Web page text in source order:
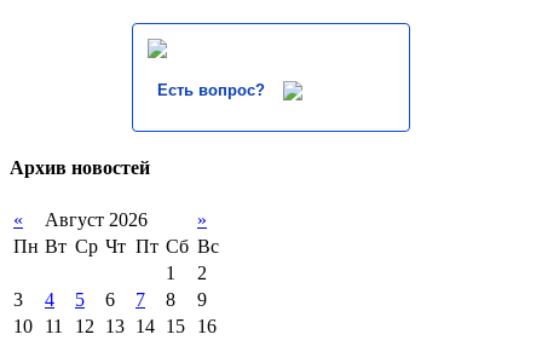
Есть вопрос?
Архив новостей
« Август 2026
»
Пн Вт Ср Чт Пт Сб Вс
1
2
3
4 5 6 7 8
9
10
11 12 13 14 15
16